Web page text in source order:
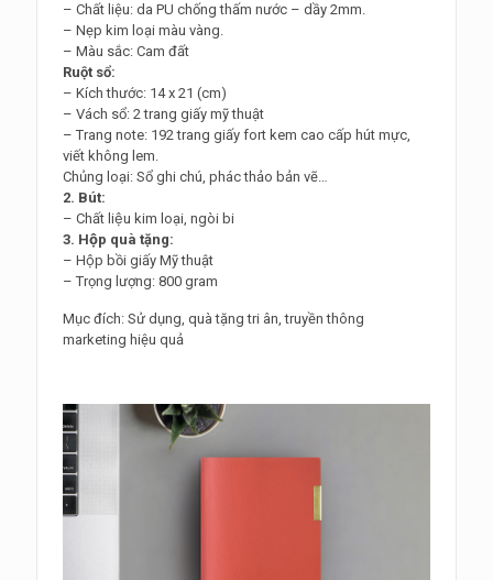
– Chất liệu: da PU chống thấm nước – dầy 2mm.
– Nẹp kim loại màu vàng.
– Màu sắc: Cam đất
Ruột sổ:
– Kích thước: 14 x 21 (cm)
– Vách sổ: 2 trang giấy mỹ thuật
– Trang note: 192 trang giấy fort kem cao cấp hút mực,
viết không lem.
Chủng loại: Sổ ghi chú, phác thảo bản vẽ…
2. Bút:
– Chất liệu kim loại, ngòi bi
3. Hộp quà tặng:
– Hộp bồi giấy Mỹ thuật
– Trọng lượng: 800 gram
Mục đích: Sử dụng, quà tặng tri ân, truyền thông
marketing hiệu quả